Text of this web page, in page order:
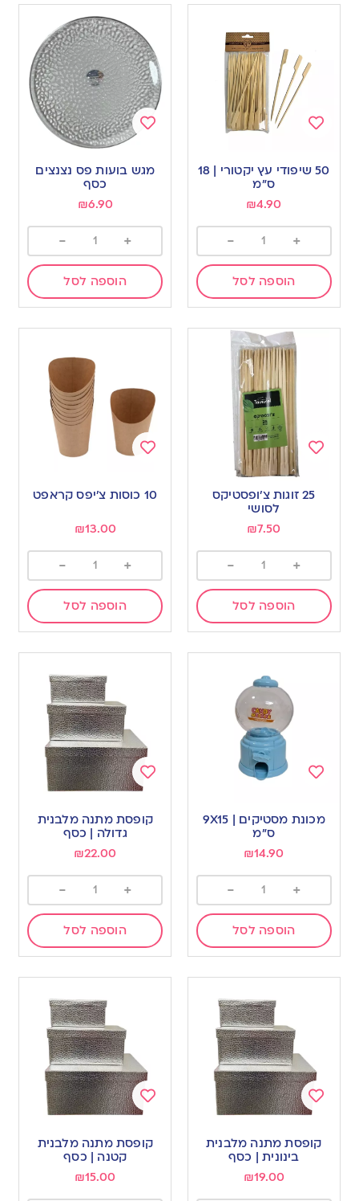
to
50 שיפודי עץ יקטורי | 18
ס”מ
₪4.90
+
-
הוספה לסל
to
מגש בועות פס נצנצים
כסף
₪6.90
+
-
הוספה לסל
25 זוגות צ’ופסטיקס
לסושי
₪7.50
+
-
הוספה לסל
to
10 כוסות צ’יפס קראפט
₪13.00
+
-
הוספה לסל
to
wishlist
מכונת מסטיקים | 9X15
ס”מ
₪14.90
+
-
הוספה לסל
Add
to
wishlist
קופסת מתנה מלבנית
גדולה | כסף
₪22.00
+
-
הוספה לסל
Add
to
wishlist
קופסת מתנה מלבנית
בינונית | כסף
₪19.00
Add
to
wishlist
קופסת מתנה מלבנית
קטנה | כסף
₪15.00